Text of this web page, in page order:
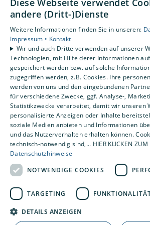
Unsere Bereiche
Privatkunden
Gewerbekunden
Karriere
Unternehmen
Kontakt
Diese Webseite verwendet
andere (Dritt-)Dienste
Weitere Informationen finden Sie in unseren:
Impressum • Kontakt
Wir und auch Dritte verwenden auf unserer
Technologien, mit Hilfe derer Informationen
gespeichert werden bzw. auf solche
zugegriffen werden, z.B. Cookies. Ihre
werden von uns und den eingebundenen
für verschiedene Zwecke, ggf. Analyse-,
Statistikzwecke verarbeitet, damit wir unseren
personalisierte Anzeigen oder Inhalte
soziale Medien anbieten und Informationen
und das Nutzerverhalten erhalten können.
technisch-notwendig sind,... HIER KLICKEN ZUM
Datenschutzhinweise
NOTWENDIGE COOKIES
TARGETING
DETAILS ANZEIGEN